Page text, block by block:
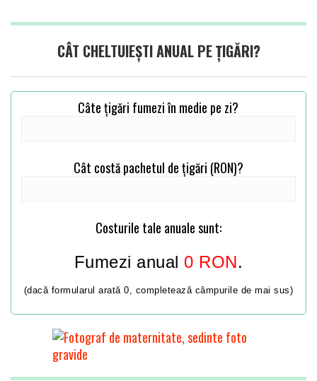
CÂT CHELTUIEȘTI ANUAL PE ȚIGĂRI?
Câte țigări fumezi în medie pe zi?
Cât costă pachetul de țigări (RON)?
Costurile tale anuale sunt:
Fumezi anual 0 RON.
(dacă formularul arată 0, completează câmpurile de mai sus)